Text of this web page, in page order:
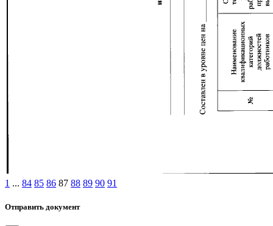
1 ... 84 85 86 87 88 89 90 91
Отправить документ